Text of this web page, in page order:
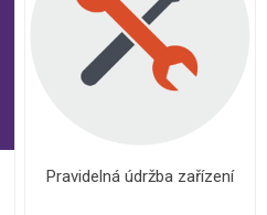
Pravidelná údržba zařízení